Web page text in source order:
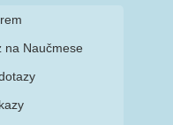
na Naučmese